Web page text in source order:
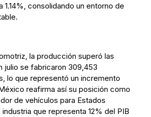
1.14%, consolidando un entorno de
la producción superó las
julio se fabricaron 309,453
lo que representó un incremento
reafirma así su posición como
de vehículos para Estados
que representa 12% del PIB